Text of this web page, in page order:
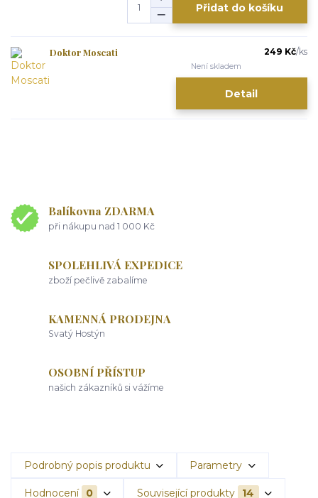
Přidat do košíku
Doktor Moscati 249 Kč/ks
Není skladem
Detail
Balíkovna ZDARMA
při nákupu nad 1 000 Kč
SPOLEHLIVÁ EXPEDICE
zboží pečlivě zabalíme
KAMENNÁ PRODEJNA
Svatý Hostýn
OSOBNÍ PŘÍSTUP
našich zákazníků si vážíme
Podrobný popis produktu Parametry
Hodnocení 0 Související produkty 14